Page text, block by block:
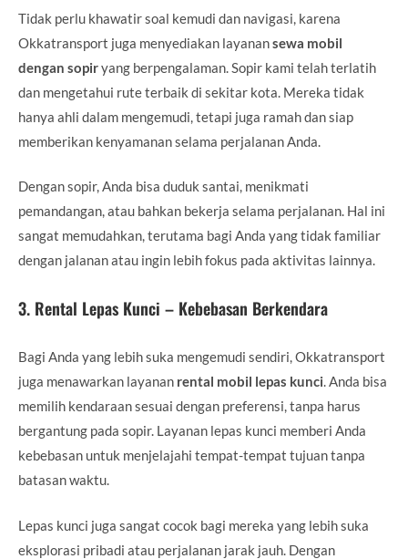
Tidak perlu khawatir soal kemudi dan navigasi, karena
Okkatransport juga menyediakan layanansewa mobil
dengan sopiryang berpengalaman. Sopir kami telah terlatih
dan mengetahui rute terbaik di sekitar kota. Mereka tidak
hanya ahli dalam mengemudi, tetapi juga ramah dan siap
memberikan kenyamanan selama perjalanan Anda.
Dengan sopir, Anda bisa duduk santai, menikmati
pemandangan, atau bahkan bekerja selama perjalanan. Hal ini
sangat memudahkan, terutama bagi Anda yang tidak familiar
dengan jalanan atau ingin lebih fokus pada aktivitas lainnya.
3. Rental Lepas Kunci – Kebebasan Berkendara
Bagi Anda yang lebih suka mengemudi sendiri, Okkatransport
juga menawarkan layanan rental mobil lepas kunci. Anda bisa
memilih kendaraan sesuai dengan preferensi, tanpa harus
bergantung pada sopir. Layanan lepas kunci memberi Anda
kebebasan untuk menjelajahi tempat-tempat tujuan tanpa
batasan waktu.
Lepas kunci juga sangat cocok bagi mereka yang lebih suka
eksplorasi pribadi atau perjalanan jarak jauh. Dengan